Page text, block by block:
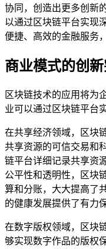
协同，创造出更多创新
以通过区块链平台实现
便捷、高效的金融服务
商业模式的创
区块链技术的应用将为
业可以通过区块链平台
在共享经济领域，区块
共享资源的可信交易和
链平台详细记录共享资
公平性和透明性，区块
算和分账，大大提高了
的健康发展提供了有力
在数字版权领域，区块
够实现数字作品的版权